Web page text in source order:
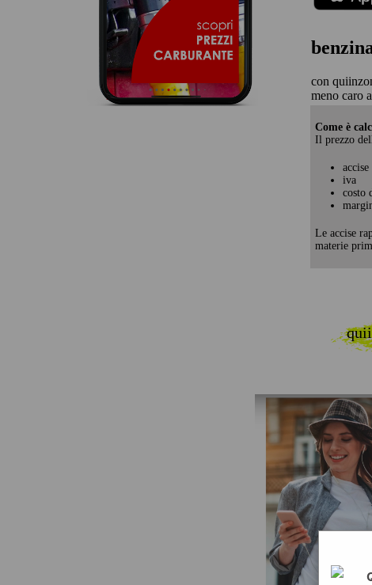
con
meno caro
Come è
Il prezzo
accise
iva
costo
Le accise
materie